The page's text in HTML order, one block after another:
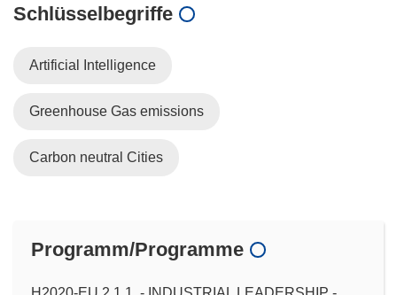
Schlüsselbegriffe
Artificial Intelligence
Greenhouse Gas emissions
Carbon neutral Cities
Programm/Programme